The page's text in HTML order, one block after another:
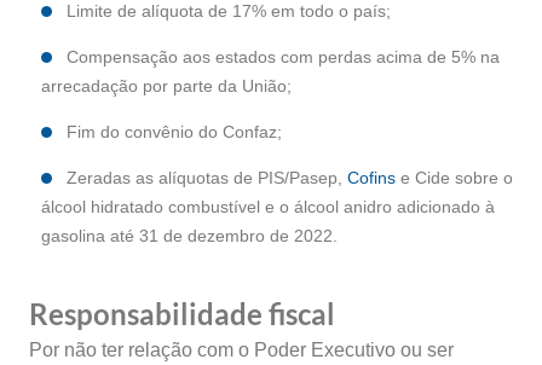
Limite de alíquota de 17% em todo o país;
Compensação aos estados com perdas acima de 5% na
arrecadação por parte da União;
Fim do convênio do Confaz;
Zeradas as alíquotas de PIS/Pasep, Cofins e Cide sobre o
álcool hidratado combustível e o álcool anidro adicionado à
gasolina até 31 de dezembro de 2022.
Responsabilidade fiscal
Por não ter relação com o Poder Executivo ou ser